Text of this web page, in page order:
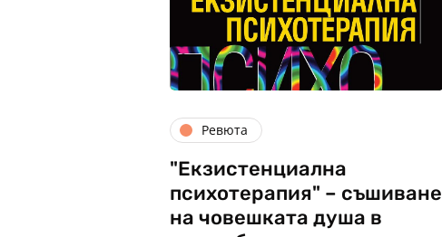
Ревюта
"Екзистенциална
психотерапия" – съшиване
на човешката душа в